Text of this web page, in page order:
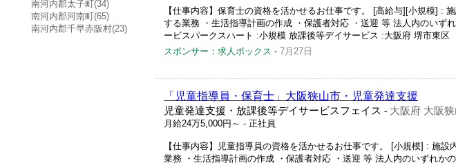
南河内郡太子町(34)
南河内郡河南町(65)
南河内郡千早赤阪村(23)
【仕事内容】保育士の資格を活かせるお仕事です。 [高給与][小規模] :
する業務 ・生活指導計画の作成 ・保護者対応 ・送迎 等 法人内のいず
ービスパークスハート :小規模 放課後等デイサービス :大阪府 堺市東区
スポンサー：求人ボックス - 7月27日
「児童指導員・保育士」大阪狭山市・児童発達支援
児童発達支援・放課後等デイサービスフェイス - 大阪府 大阪
月給24万5,000円～ - 正社員
【仕事内容】児童指導員の資格を活かせるお仕事です。 [小規模] : 施設
業務 ・生活指導計画の作成 ・保護者対応 ・送迎 等 法人内のいずれか